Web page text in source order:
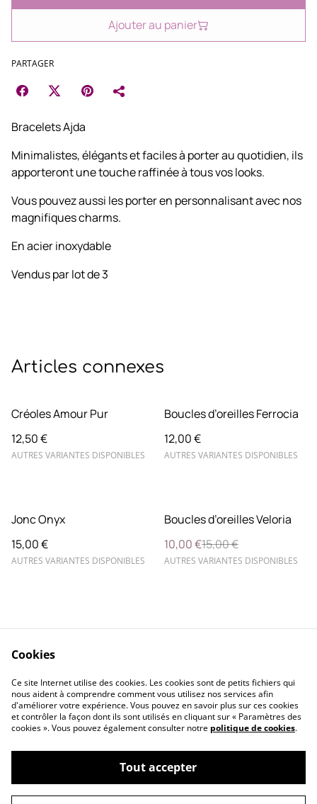
Ajouter au panier
PARTAGER
Bracelets Ajda
Minimalistes, élégants et faciles à porter au quotidien, ils
apporteront une touche raffinée à tous vos looks.
Vous pouvez aussi les porter en personnalisant avec nos
magnifiques charms.
En acier inoxydable
Vendus par lot de 3
Articles connexes
Créoles Amour Pur
12,50 €
AUTRES VARIANTES DISPONIBLES
Boucles d’oreilles Ferrocia
12,00 €
AUTRES VARIANTES DISPONIBLES
Jonc Onyx
15,00 €
AUTRES VARIANTES DISPONIBLES
%
Boucles d’oreilles Veloria
10,00 €15,00 €
AUTRES VARIANTES DISPONIBLES
Contactez-nous
FAQ
Retours & Echanges
Conditions
©2026ML Bijoux
Cookies
Ce site Internet utilise des cookies. Les cookies sont de petits fichiers qui
nous aident à comprendre comment vous utilisez nos services afin
d'améliorer votre expérience. Vous pouvez en savoir plus sur ces cookies
et contrôler la façon dont ils sont utilisés en cliquant sur « Paramètres des
cookies ». Vous pouvez également consulter notre politique de cookies.
Tout accepter